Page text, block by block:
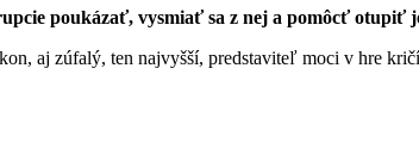
poukázať, vysmiať sa z nej a pomôcť otupiť
aj zúfalý, ten najvyšší, predstaviteľ moci v hre kričí: